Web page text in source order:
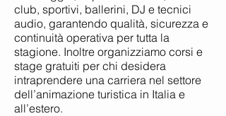
club, sportivi, ballerini, DJ e tecnici
audio, garantendo qualità, sicurezza e
continuità operativa per tutta la
stagione. Inoltre organizziamo corsi e
stage gratuiti per chi desidera
intraprendere una carriera nel settore
dell’animazione turistica in Italia e
all’estero.